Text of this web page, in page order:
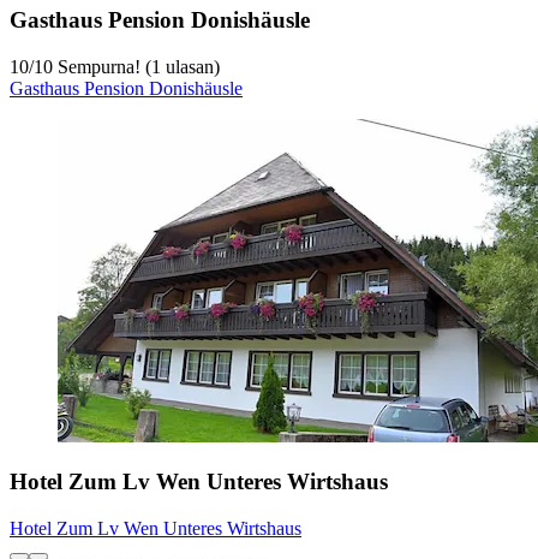
Gasthaus Pension Donishäusle
10/10 Sempurna! (1 ulasan)
Gasthaus Pension Donishäusle
Hotel Zum Lv Wen Unteres Wirtshaus
Hotel Zum Lv Wen Unteres Wirtshaus